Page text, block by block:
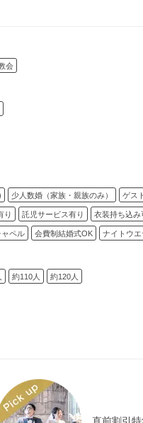
会
少人数婚（家族・親族のみ） ゲス
り 託児サービス有り 衣装持ち込み
ャペル 会費制結婚式OK ナイトウ
約110人 約120人